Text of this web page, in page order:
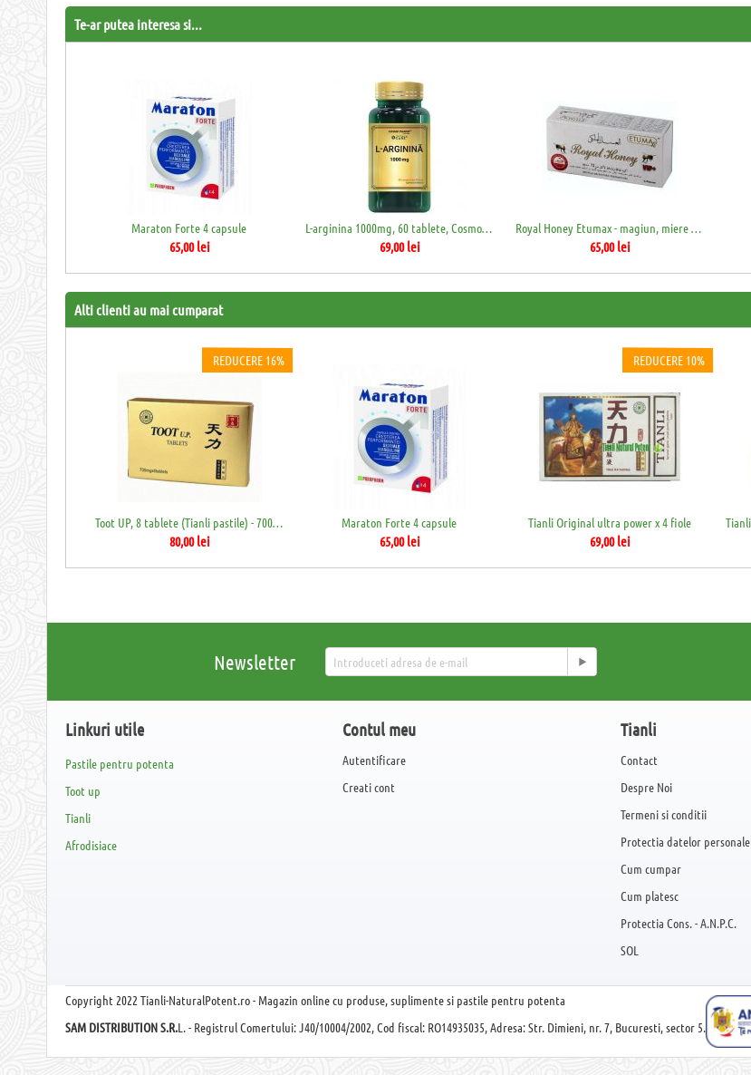
Te-ar putea interesa si...
Maraton Forte 4 capsule
65,00 lei
L-arginina 1000mg, 60 tablete, Cosmopharm
69,00 lei
Royal Honey Etumax - magiun, miere afrodi...
65,00 lei
Alti clienti au mai cumparat
REDUCERE 16%
Toot UP, 8 tablete (Tianli pastile) - 700mg
80,00 lei
Maraton Forte 4 capsule
65,00 lei
REDUCERE 10%
Tianli Original ultra power x 4 fiole
69,00 lei
Newsletter
Linkuri utile
Pastile pentru potenta
Toot up
Tianli
Afrodisiace
Contul meu
Autentificare
Creati cont
Tianli
Contact
Despre Noi
Termeni si conditii
Protectia datelor personale
Cum cumpar
Cum platesc
Protectia Cons. - A.N.P.C.
SOL
Copyright 2022 Tianli-NaturalPotent.ro - Magazin online cu produse, suplimente si pastile pentru potenta
SAM DISTRIBUTION S.R.L. - Registrul Comertului: J40/10004/2002, Cod fiscal: RO14935035, Adresa: Str. Dimieni, nr. 7, Bucuresti, sector 5.